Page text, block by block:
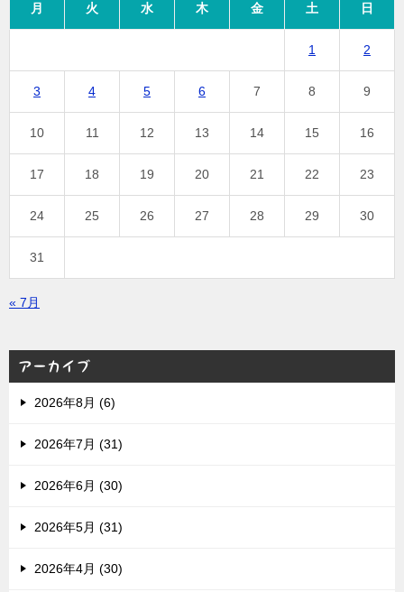
月 火 水 木 金 土 日
1 2
3 4 5 6 7 8 9
10 11 12 13 14 15 16
17 18 19 20 21 22 23
24 25 26 27 28 29 30
31
« 7月
アーカイブ
2026年8月 (6)
2026年7月 (31)
2026年6月 (30)
2026年5月 (31)
2026年4月 (30)